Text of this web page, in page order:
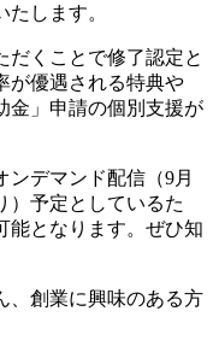
します。
だくことで修了認定と
が優遇される特典や
金」申請の個別支援が
ンデマンド配信（9月
）予定としているた
能となります。ぜひ知
、創業に興味のある方